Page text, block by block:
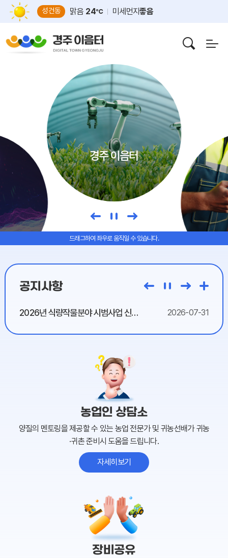
성건동 맑음 24℃ 미세먼지좋음
안강읍 맑음 23℃
맑음 23 미세먼지좋음
경주 이음터
드래그하여 좌우로 움직일 수 있습니다.
공지사항
2026년 식량작물분야 시범사업 신청안내(추경) 2026-07-31
농업인 상담소
양질의 멘토링을 제공할 수 있는 농업 전문가 및 귀농선배가 귀농
·귀촌 준비시 도움을 드립니다.
자세히보기
장비공유